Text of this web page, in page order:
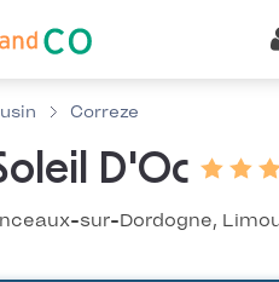
Correze
D'Oc
sur-Dordogne,